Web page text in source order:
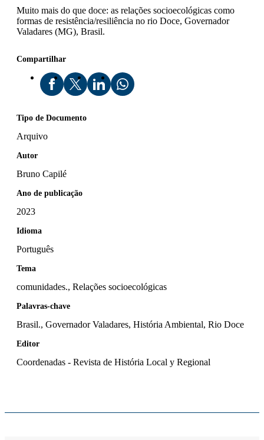
Muito mais do que doce: as relações socioecológicas como
formas de resistência/resiliência no rio Doce, Governador
Valadares (MG), Brasil.
Compartilhar
Tipo de Documento
Arquivo
Autor
Bruno Capilé
Ano de publicação
2023
Idioma
Português
Tema
comunidades., Relações socioecológicas
Palavras-chave
Brasil., Governador Valadares, História Ambiental, Rio Doce
Editor
Coordenadas - Revista de História Local y Regional